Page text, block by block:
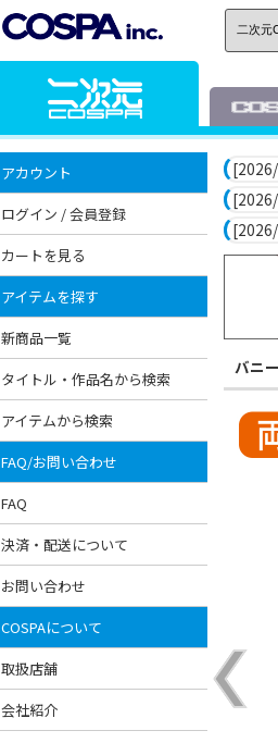
アカウント
ログイン / 会員登録
カートを見る
アイテムを探す
新商品一覧
タイトル・作品名から検索
アイテムから検索
FAQ/お問い合わせ
FAQ
決済・配送について
お問い合わせ
COSPAについて
取扱店舗
会社紹介
バニ